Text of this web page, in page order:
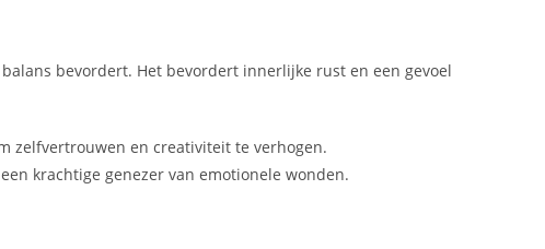
bevordert. Het bevordert innerlijke rust en een gevoel
zelfvertrouwen en creativiteit te verhogen.
krachtige genezer van emotionele wonden.